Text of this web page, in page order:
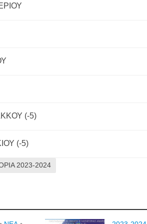
(-5)
(-5)
2023-2024